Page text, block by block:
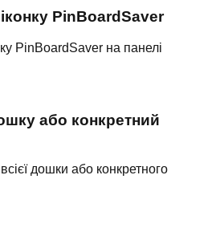
PinBoardSaver
PinBoardSaver на панелі
або конкретний
дошки або конкретного